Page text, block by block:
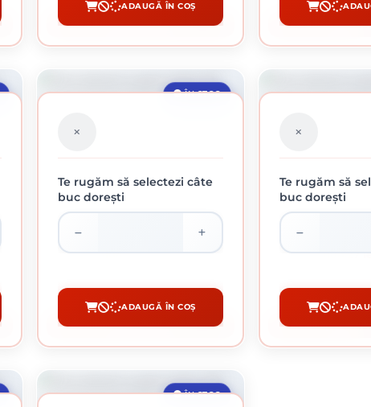
CUMPĂRĂ
ADAUGĂ ÎN COȘ
ÎN STOC
ROLA ABRAZIVA GRANULATIE 60
108.27 lei / buc
CUMPĂRĂ
Te rugăm să selectezi câte
buc dorești
ADAUGĂ ÎN COȘ
108.27
Te rugăm să
buc dorești
ÎN STOC